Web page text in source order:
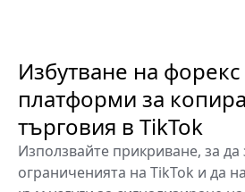
Избутване на
платформи за
търговия в TikTok
Използвайте прикриване, за да
ограниченията на TikTok и да